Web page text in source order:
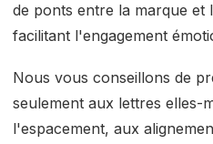
de ponts entre la marque et
facilitant l'engagement
Nous vous conseillons de
seulement aux lettres elles-
l'espacement, aux